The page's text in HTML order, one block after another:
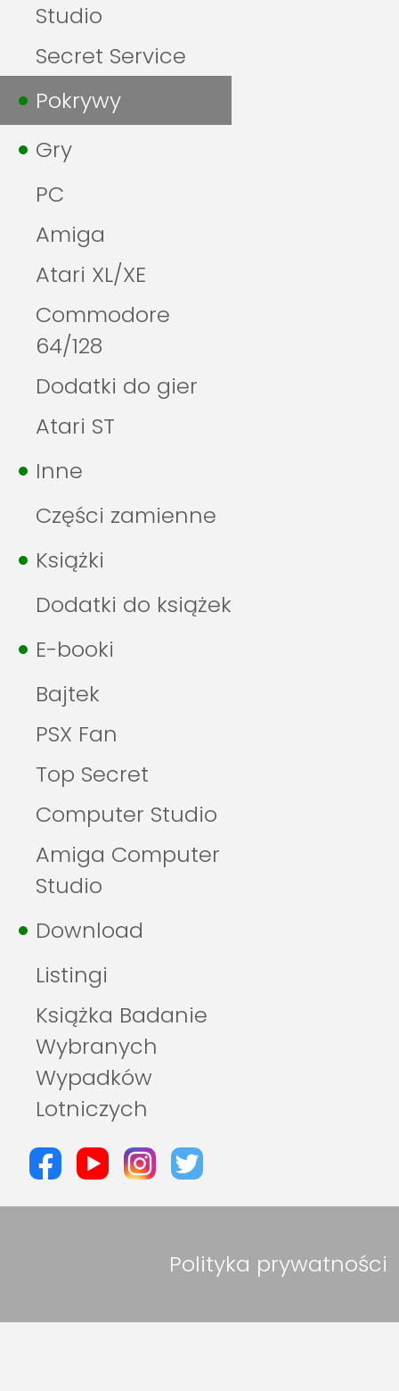
Studio
Secret Service
Pokrywy
Gry
PC
Amiga
Atari XL/XE
Commodore
64/128
Dodatki do gier
Atari ST
Inne
Części zamienne
Książki
Dodatki do książek
E-booki
Bajtek
PSX Fan
Top Secret
Computer Studio
Amiga Computer
Studio
Download
Listingi
Książka Badanie
Wybranych
Wypadków
Lotniczych
Polityka prywatności